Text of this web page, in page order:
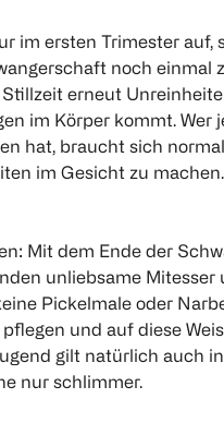
im ersten Trimester auf,
noch einmal
erneut
im Körper kommt. Wer
hat, braucht sich
im Gesicht zu
Mit dem Ende der
unliebsame Mitesser
Pickelmale oder
und auf diese
gilt natürlich auch
nur schlimmer.